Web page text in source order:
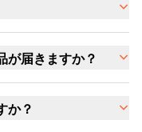
が届きますか？
か？